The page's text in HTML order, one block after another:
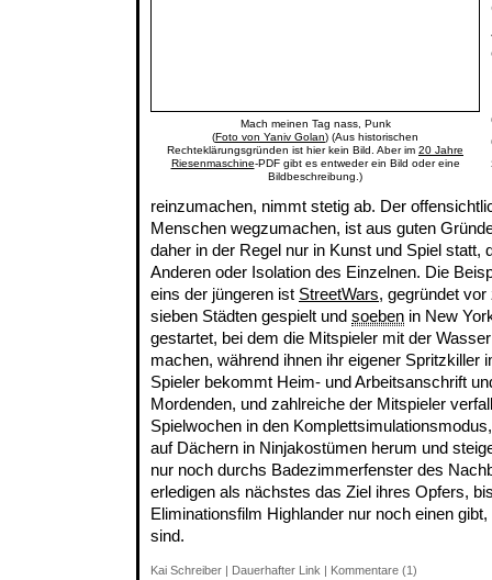
Mach meinen Tag nass, Punk
(Foto von Yaniv Golan) (Aus historischen
Rechteklärungsgründen ist hier kein Bild. Aber im 20 Jahre
Riesenmaschine-PDF gibt es entweder ein Bild oder eine
Bildbeschreibung.)
reinzumachen, nimmt stetig ab. Der
Menschen wegzumachen, ist aus guten
daher in der Regel nur in Kunst und Spiel statt,
Anderen oder Isolation des Einzelnen. Die
eins der jüngeren ist StreetWars, gegründet
sieben Städten gespielt und soeben in New
gestartet, bei dem die Mitspieler mit der
machen, während ihnen ihr eigener Spritzkiller
Spieler bekommt Heim- und Arbeitsanschrift
Mordenden, und zahlreiche der Mitspieler
Spielwochen in den
auf Dächern in Ninjakostümen herum und
nur noch durchs Badezimmerfenster des
erledigen als nächstes das Ziel ihres Opfers,
Eliminationsfilm Highlander nur noch einen
sind.
Kai Schreiber | Dauerhafter Link | Kommentare (1)